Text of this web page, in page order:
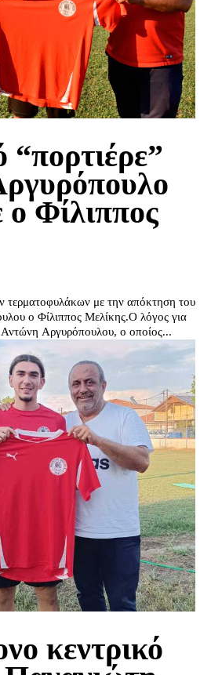
“πορτιέρε”
Φίλιππος
τερματοφυλάκων με την απόκτηση του
ο Φίλιππος Μελίκης.Ο λόγος για
Αργυρόπουλου, ο οποίος...
κεντρικό